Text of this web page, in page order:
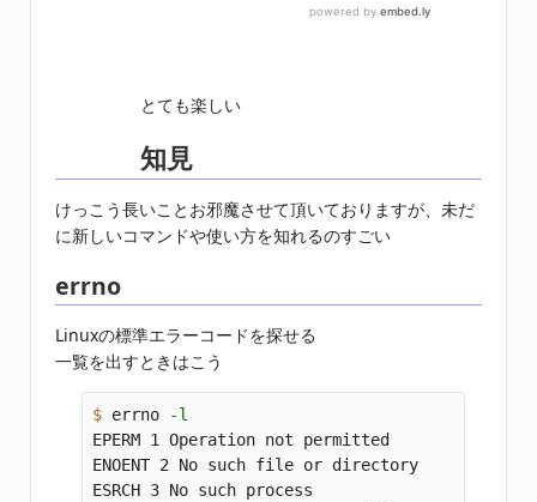
とても楽しい
知見
けっこう長いことお邪魔させて頂いておりますが、未だ
に新しいコマンドや使い方を知れるのすごい
errno
Linuxの標準エラーコードを探せる
一覧を出すときはこう
$ errno
-l
EPERM 1 Operation not permitted
ENOENT 2 No such file or directory
ESRCH 3 No such process